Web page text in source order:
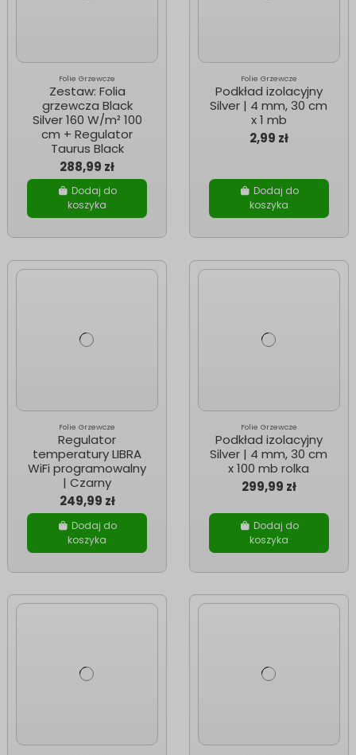
Folie Grzewcze
Zestaw: Folia
grzewcza Black
Silver 160 W/m² 100
cm + Regulator
Taurus Black
288,99 zł
Dodaj do
koszyka
Folie Grzewcze
Podkład izolacyjny
Silver | 4 mm, 30 cm
x 1 mb
2,99 zł
Dodaj do
koszyka
Folie Grzewcze
Regulator
temperatury LIBRA
WiFi programowalny
| Czarny
249,99 zł
Dodaj do
koszyka
Folie Grzewcze
Podkład izolacyjny
Silver | 4 mm, 30 cm
x 100 mb rolka
299,99 zł
Dodaj do
koszyka